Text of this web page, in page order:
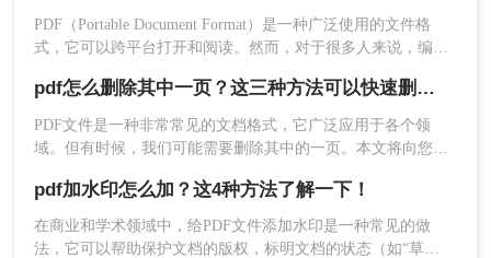
的PDF编辑软件。
2、在线编辑工具：对于简单的编辑需求，如添加水
印、旋转页面或合并PDF文件，你可以使用在线的
通常提供直观的界面和丰富的编辑选项。
注意事项
版权问题：在编辑或分享PDF文件时，请确保
你有权这样做，以避免侵犯他人的版权。
PDF（Portable Document Format）是一种广泛使用的文件格
式，它可以跨平台打开和阅读。然而，对于很多人来说，编辑
许多方法可以帮助我们轻松地进行PDF文件的编辑和修改。本
文将会介绍pdf文件如何编辑修改方法来实现这一目标。
pdf怎么删除其中一页？这三种方法可以快速删除！
PDF文件是一种非常常见的文档格式，它广泛应用于各个领
域。但有时候，我们可能需要删除其中的一页。本文将向您介
题。
pdf加水印怎么加？这4种方法了解一下！
在商业和学术领域中，给PDF文件添加水印是一种常见的做
法，它可以帮助保护文档的版权，标明文档的状态（如“草